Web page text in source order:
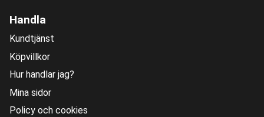
Handla
Kundtjänst
Köpvillkor
Hur handlar jag?
Mina sidor
Policy och cookies